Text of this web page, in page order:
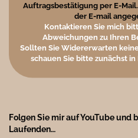
Auftragsbestätigung per E-
der E-mail
Kontaktieren Sie mich
Abweichungen zu Ihren
Sollten Sie Widererwarten
schauen Sie bitte zunächst
Folgen Sie mir auf YouTube und
Laufenden…